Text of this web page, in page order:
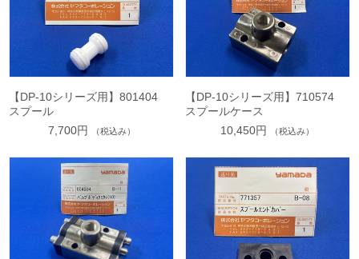
【DP-10シリーズ用】801404
スプール
7,700円
（税込み）
【DP-10シリーズ用】710574
スプールケース
10,450円
（税込み）